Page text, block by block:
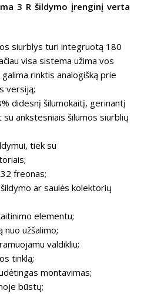
3 R šildymo įrenginį verta
siurblys turi integruotą 180
visa sistema užima vos
rinktis analogišką prie
versiją;
didesnį šilumokaitį, gerinantį
ankstesniais šilumos siurblių
tiek su
freonas;
ar saulės kolektorių
elementu;
nuo užšalimo;
valdikliu;
tinklą;
montavimas;
būstų;